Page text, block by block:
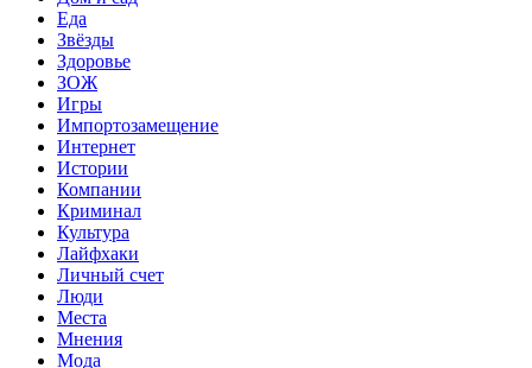
Еда
Звёзды
Здоровье
ЗОЖ
Игры
Импортозамещение
Интернет
Истории
Компании
Криминал
Культура
Лайфхаки
Личный счет
Люди
Места
Мнения
Мода